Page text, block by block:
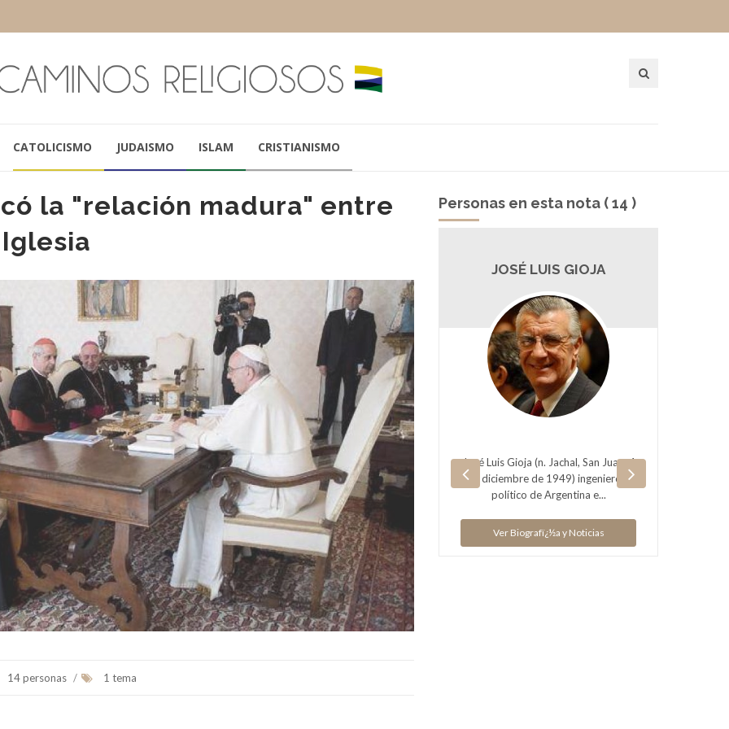
CATOLICISMO JUDAISMO ISLAM CRISTIANISMO
la "relación madura" entre
14 personas / 1 tema
Personas en esta nota ( 14 )
Ex presidente de la Nación Argentina
Fue el primer Papa americano es el
jesuita argentino Jorge Mario
Bergoglio, arzobispo de Buenos A...
Ver Biografï¿½a y Noticias
JOSÉ LUIS GIOJA
José Luis Gioja (n. Jachal, San Juan, 4
de diciembre de 1949) ingeniero y
político de Argentina e...
Ver Biografï¿½a y Noticias